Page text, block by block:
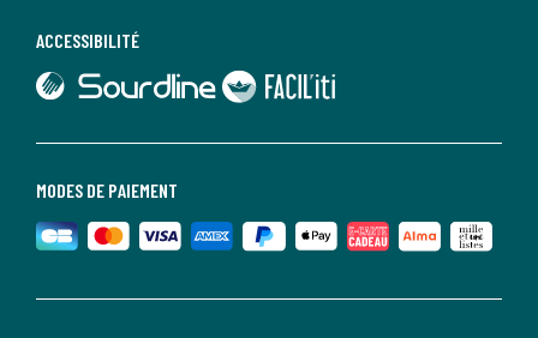
MODES DE PAIEMENT
ACCESSIBILITÉ
lien vers Sourdline
lien vers Faciliti